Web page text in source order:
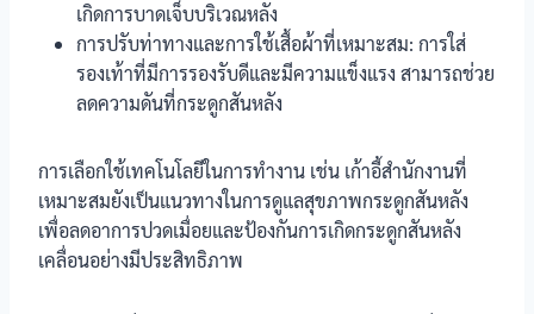
เกิดการบาดเจ็บบริเวณหลัง
การปรับท่าทางและการใช้เสื้อผ้าที่เหมาะสม: การใส่
รองเท้าที่มีการรองรับดีและมีความแข็งแรง สามารถช่วย
ลดความดันที่กระดูกสันหลัง
การเลือกใช้เทคโนโลยีในการทำงาน เช่น เก้าอี้สำนักงานที่
เหมาะสมยังเป็นแนวทางในการดูแลสุขภาพกระดูกสันหลัง
เพื่อลดอาการปวดเมื่อยและป้องกันการเกิดกระดูกสันหลัง
เคลื่อนอย่างมีประสิทธิภาพ